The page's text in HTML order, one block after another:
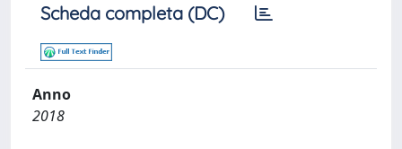
Scheda completa (DC)
Anno
2018